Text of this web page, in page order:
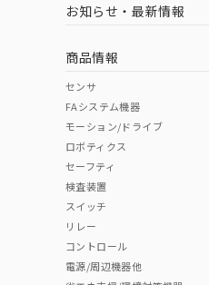
お知らせ・最新情報
商品情報
センサ
FAシステム機器
モーション/ドライブ
ロボティクス
セーフティ
検査装置
スイッチ
リレー
コントロール
電源/周辺機器他